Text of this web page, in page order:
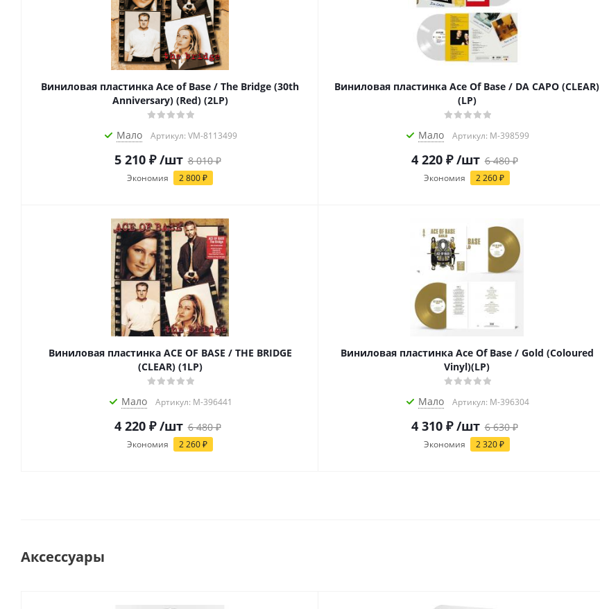
Виниловая пластинка Ace of Base / The Bridge (30th
Anniversary) (Red) (2LP)
Мало Артикул: VM-8113499
5 210₽ /шт 8 010₽
Экономия 2 800₽
Виниловая пластинка Ace Of Base / DA CAPO (CLEAR)
(LP)
Мало Артикул: M-398599
4 220₽ /шт 6 480₽
Экономия 2 260₽
Виниловая пластинка ACE OF BASE / THE BRIDGE
(CLEAR) (1LP)
Мало Артикул: M-396441
4 220₽ /шт 6 480₽
Экономия 2 260₽
Виниловая пластинка Ace Of Base / Gold (Coloured
Vinyl)(LP)
Мало Артикул: M-396304
4 310₽ /шт 6 630₽
Экономия 2 320₽
Аксессуары